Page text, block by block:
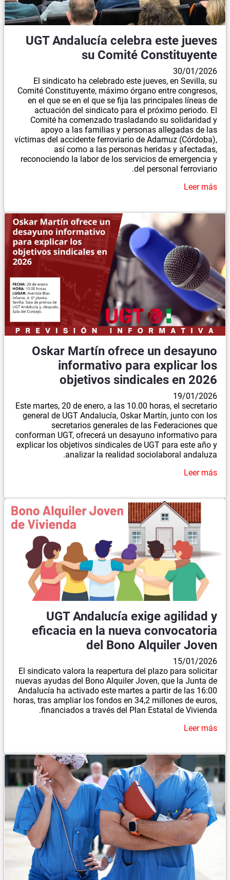
UGT Andalucía celebra este jueves
su Comité Constituyente
30/01/2026
El sindicato ha celebrado este jueves, en Sevilla, su
Comité Constituyente, máximo órgano entre congresos,
en el que se en el que se fija las principales líneas de
actuación del sindicato para el próximo periodo. El
Comité ha comenzado trasladando su solidaridad y
apoyo a las familias y personas allegadas de las
víctimas del accidente ferroviario de Adamuz (Córdoba),
así como a las personas heridas y afectadas,
reconociendo la labor de los servicios de emergencia y
del personal ferroviario.
Leer más
Oskar Martín ofrece un desayuno
informativo para explicar los
objetivos sindicales en 2026
19/01/2026
Este martes, 20 de enero, a las 10.00 horas, el secretario
general de UGT Andalucía, Oskar Martín, junto con los
secretarios generales de las Federaciones que
conforman UGT, ofrecerá un desayuno informativo para
explicar los objetivos sindicales de UGT para este año y
analizar la realidad sociolaboral andaluza.
Leer más
UGT Andalucía exige agilidad y
eficacia en la nueva convocatoria
del Bono Alquiler Joven
15/01/2026
El sindicato valora la reapertura del plazo para solicitar
nuevas ayudas del Bono Alquiler Joven, que la Junta de
Andalucía ha activado este martes a partir de las 16:00
horas, tras ampliar los fondos en 34,2 millones de euros,
financiados a través del Plan Estatal de Vivienda.
Leer más